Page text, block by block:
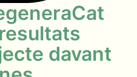
davant